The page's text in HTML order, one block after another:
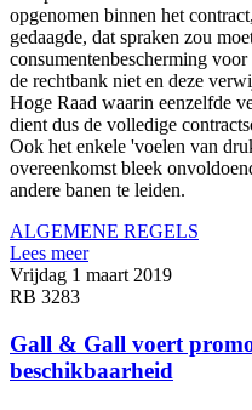
opgenomen binnen het
gedaagde, dat spraken zou
consumentenbescherming
de rechtbank niet en deze
Hoge Raad waarin eenzelfde
dient dus de volledige
Ook het enkele 'voelen van
overeenkomst bleek
andere banen te leiden.
ALGEMENE REGELS
Lees meer
Vrijdag 1 maart 2019
RB 3283
Gall & Gall voert
beschikbaarheid